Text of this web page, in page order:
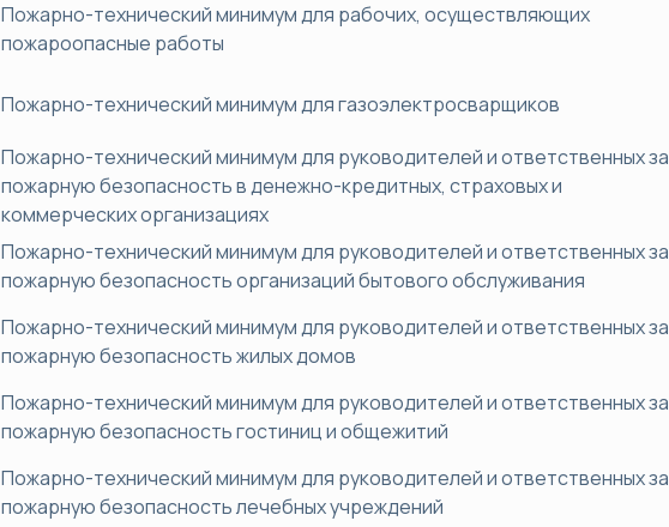
Пожарно-технический минимум для рабочих, осуществляющих
пожароопасные работы
Пожарно-технический минимум для газоэлектросварщиков
Пожарно-технический минимум для руководителей и ответственных за
пожарную безопасность в денежно-кредитных, страховых и
коммерческих организациях
Пожарно-технический минимум для руководителей и ответственных за
пожарную безопасность организаций бытового обслуживания
Пожарно-технический минимум для руководителей и ответственных за
пожарную безопасность жилых домов
Пожарно-технический минимум для руководителей и ответственных за
пожарную безопасность гостиниц и общежитий
Пожарно-технический минимум для руководителей и ответственных за
пожарную безопасность лечебных учреждений